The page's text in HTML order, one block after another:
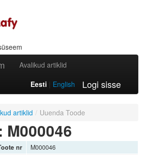
Avalikud artiklid
Logi sisse
Eesti English
artiklid / Uuenda Toode
nr
M000046